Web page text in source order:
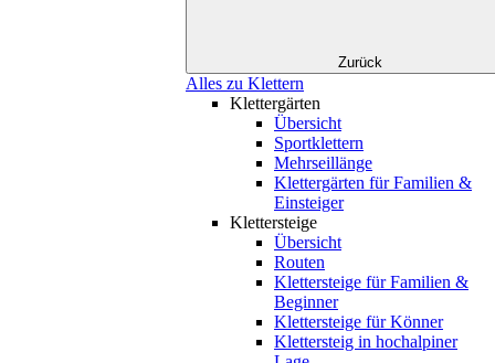
Zurück
Alles zu Klettern
Klettergärten
Übersicht
Sportklettern
Mehrseillänge
Klettergärten für Familien &
Einsteiger
Klettersteige
Übersicht
Routen
Klettersteige für Familien &
Beginner
Klettersteige für Könner
Klettersteig in hochalpiner